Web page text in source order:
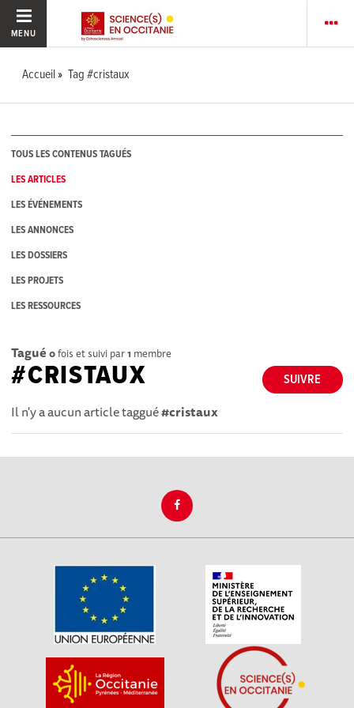
MENU
Accueil Tag #cristaux
TOUS LES CONTENUS TAGUÉS
LES ARTICLES
LES ÉVÉNEMENTS
LES ANNONCES
LES DOSSIERS
LES PROJETS
LES RESSOURCES
Tagué 0fois et suivi par1 membre
SUIVRE
#CRISTAUX
Il n'y a aucun article taggué#cristaux